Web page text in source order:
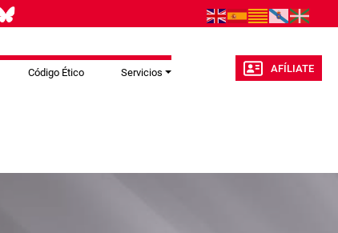
Código Ético Servicios AFÍLIATE